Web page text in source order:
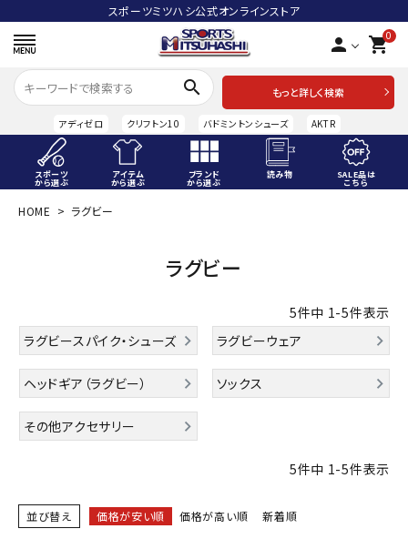
スポーツミツハシ公式オンラインストア
person 0
shopping_cart
search
もっと詳しく検索
アディゼロ クリフトン10 バドミントンシューズ AKTR
スポーツ
から選ぶ
アイテム
から選ぶ
ブランド
から選ぶ
読み物 SALE品は
こちら
ACCOUNT MENU
person 会員登録
スポーツから選ぶ
アイテムから選ぶ
ブランドから選ぶ
INFORMATIOM
HOME ラグビー
ラグビー
5件中 1-5件表示
ラグビースパイク・シューズ
ラグビーウェア
ヘッドギア（ラグビー） ソックス
その他アクセサリー
5件中 1-5件表示
並び替え 価格が安い順 価格が高い順 新着順